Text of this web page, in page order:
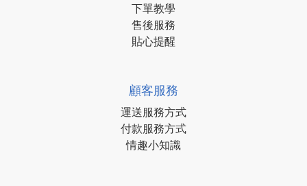
下單教學
售後服務
貼心提醒
顧客服務
運送服務方式
付款服務方式
情趣小知識